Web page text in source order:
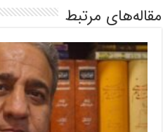
مقاله‌های مرتبط